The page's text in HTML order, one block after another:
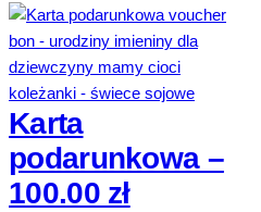
Karta
podarunkowa –
100.00 zł